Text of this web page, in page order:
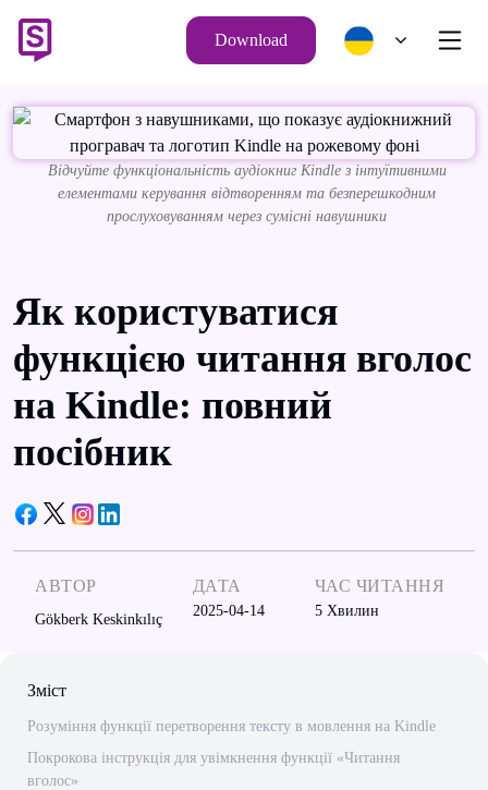
Download
Відчуйте функціональність аудіокниг Kindle з інтуїтивними
елементами керування відтворенням та безперешкодним
прослуховуванням через сумісні навушники
Як користуватися
функцією читання вголос
на Kindle: повний
посібник
АВТОР
Gökberk Keskinkılıç
ДАТА
2025-04-14
ЧАС ЧИТАННЯ
5 Хвилин
Зміст
Розуміння функції перетворення тексту в мовлення на Kindle
Покрокова інструкція для увімкнення функції «Читання
вголос»